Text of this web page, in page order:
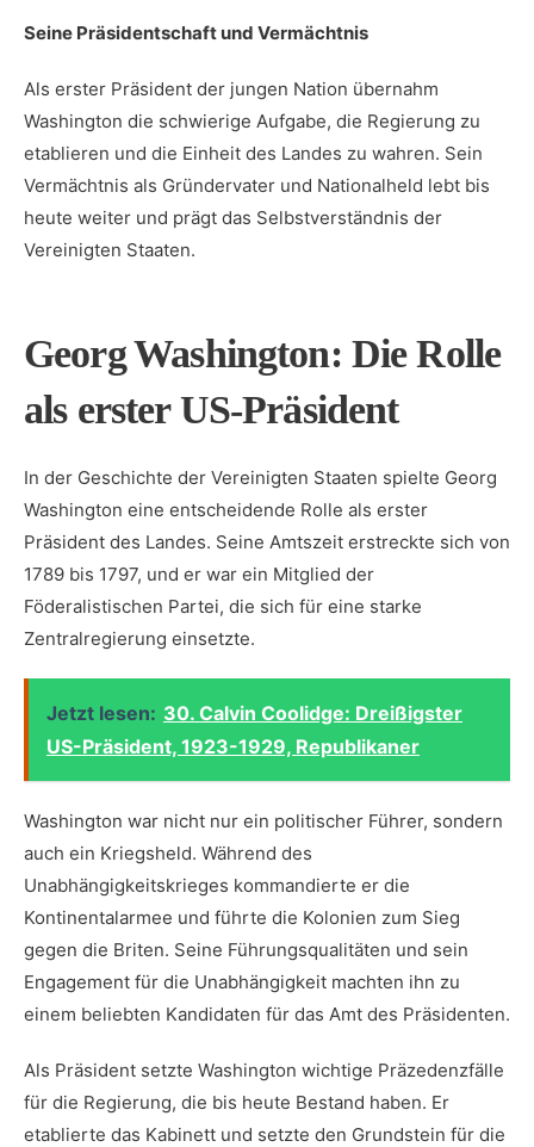
Seine Präsidentschaft⁤ und‍ Vermächtnis
Als erster Präsident der jungen Nation übernahm
Washington die schwierige ‌Aufgabe, die Regierung⁢ zu
etablieren‍ und die Einheit⁣ des​ Landes zu ‌wahren. Sein
Vermächtnis als Gründervater⁣ und Nationalheld ⁢lebt ‍bis
heute⁣ weiter und‌ prägt das Selbstverständnis​ der
Vereinigten⁤ Staaten.
Georg ⁣Washington: Die Rolle‍
als erster US-Präsident
In der ⁢Geschichte der‍ Vereinigten ​Staaten spielte‌ Georg
Washington eine‍ entscheidende Rolle als erster
Präsident des Landes. Seine Amtszeit erstreckte sich von
1789 bis 1797,⁤ und⁤ er ​war ein​ Mitglied ​der
Föderalistischen Partei, die sich für eine⁣ starke
Zentralregierung‌ einsetzte.
Jetzt lesen: 30. Calvin Coolidge: Dreißigster
US-Präsident, 1923-1929, Republikaner
Washington war ‌nicht nur ein politischer Führer,‍ sondern
auch ein ‌Kriegsheld. ⁤Während ⁢des
Unabhängigkeitskrieges‌ kommandierte‌ er ⁤die
Kontinentalarmee und führte⁣ die Kolonien zum Sieg
gegen die ‍Briten. Seine Führungsqualitäten und sein
Engagement für die Unabhängigkeit⁤ machten ihn‌ zu
einem beliebten Kandidaten für‍ das ​Amt des ⁤Präsidenten.
Als⁢ Präsident setzte Washington wichtige Präzedenzfälle
für ‍die Regierung, ‌die bis heute Bestand ⁣haben. Er
⁤etablierte das⁢ Kabinett⁣ und⁣ setzte den Grundstein für die